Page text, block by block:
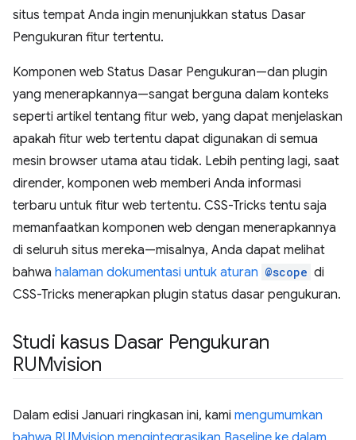
situs tempat Anda ingin menunjukkan status Dasar
Pengukuran fitur tertentu.
Komponen web Status Dasar Pengukuran—dan plugin
yang menerapkannya—sangat berguna dalam konteks
seperti artikel tentang fitur web, yang dapat menjelaskan
apakah fitur web tertentu dapat digunakan di semua
mesin browser utama atau tidak. Lebih penting lagi, saat
dirender, komponen web memberi Anda informasi
terbaru untuk fitur web tertentu. CSS-Tricks tentu saja
memanfaatkan komponen web dengan menerapkannya
di seluruh situs mereka—misalnya, Anda dapat melihat
bahwa halaman dokumentasi untuk aturan @scope di
CSS-Tricks menerapkan plugin status dasar pengukuran.
Studi kasus Dasar Pengukuran
RUMvision
Dalam edisi Januari ringkasan ini, kami mengumumkan